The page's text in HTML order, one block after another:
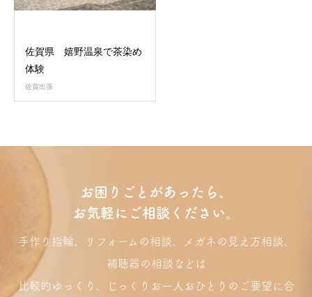
佐賀県 嬉野温泉で茶染め
体験
佐賀出張
お困りごとがあったら、
お気軽にご相談ください。
手作り指輪、リフォームの相談、メガネの見え方相談、
補聴器の相談などは
比較的ゆっくり、じっくりお一人おひとりのご要望に合